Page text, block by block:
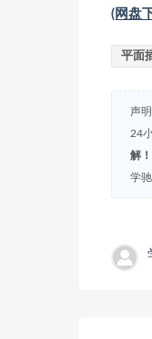
(网盘
平面
声
24
解！
学